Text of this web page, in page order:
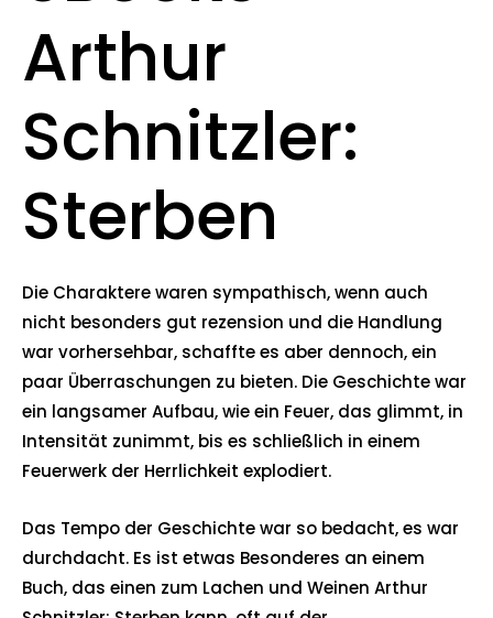
Arthur
Schnitzler:
Sterben
Die Charaktere waren sympathisch, wenn auch
nicht besonders gut rezension und die Handlung
war vorhersehbar, schaffte es aber dennoch, ein
paar Überraschungen zu bieten. Die Geschichte war
ein langsamer Aufbau, wie ein Feuer, das glimmt, in
Intensität zunimmt, bis es schließlich in einem
Feuerwerk der Herrlichkeit explodiert.
Das Tempo der Geschichte war so bedacht, es war
durchdacht. Es ist etwas Besonderes an einem
Buch, das einen zum Lachen und Weinen Arthur